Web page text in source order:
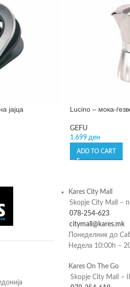
јајца Lucino – мока-
GEFU
1.699 ден
ADD TO CART
Kares City Mall
Skopje City Mall –
078-254-623
citymall@kares.mk
Понеделник до
Недела 10:00h –
Kares On The Go
Skopje City Mall –